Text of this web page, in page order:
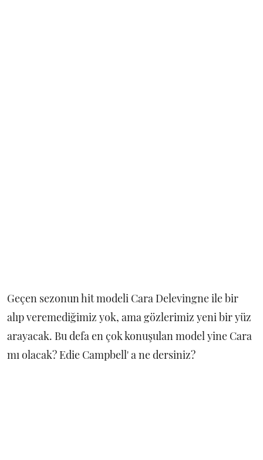
Geçen sezonun hit modeli Cara Delevingne ile bir
alıp veremediğimiz yok, ama gözlerimiz yeni bir yüz
arayacak. Bu defa en çok konuşulan model yine Cara
mı olacak? Edie Campbell' a ne dersiniz?